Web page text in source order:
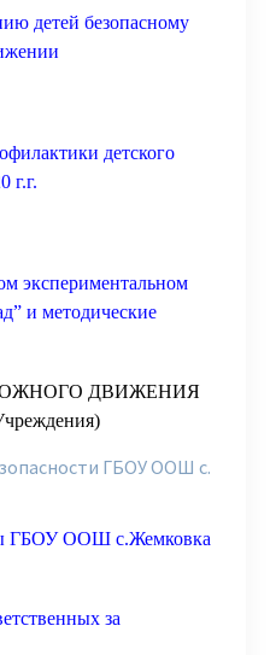
детей безопасному
детского
г.г.
экспериментальном
и методические
ДВИЖЕНИЯ
ГБОУ ООШ с.
ГБОУ ООШ с.Жемковка
за